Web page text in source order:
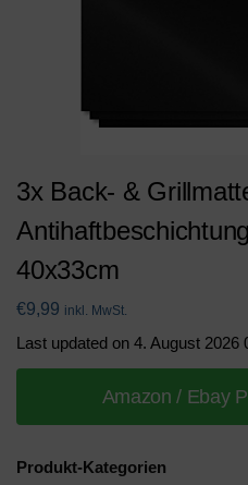
3x Back- &
40x33cm
€9,99 inkl. MwSt.
Last updated on 4. August 2026
Amazon / Ebay
Produkt-Kategorien